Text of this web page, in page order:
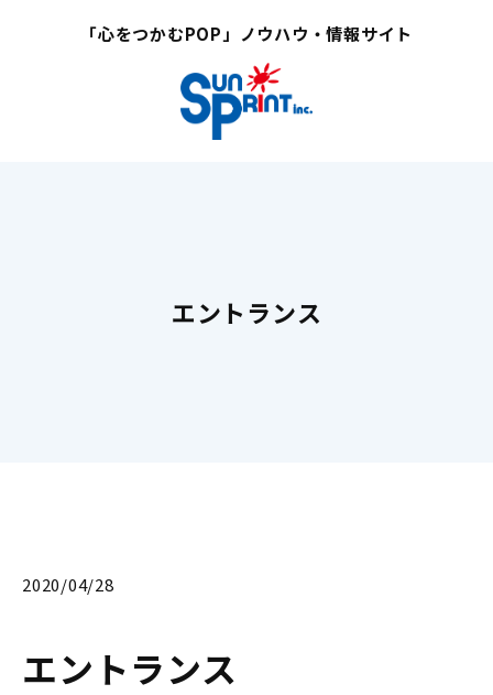
「心をつかむPOP」ノウハウ・情報サイト
エントランス
2020/04/28
エントランス